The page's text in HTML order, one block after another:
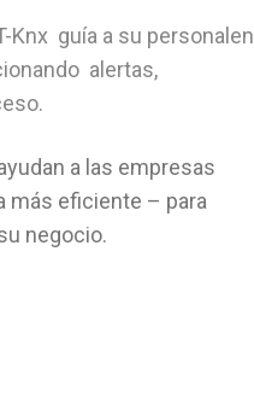
Knx guía a su personalen
alertas,
a las empresas
más eficiente – para
negocio.